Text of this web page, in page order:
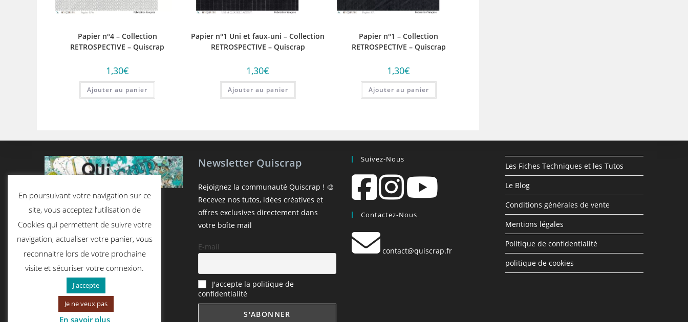
Papier n°4 – Collection
RETROSPECTIVE – Quiscrap
1,30€
Ajouter au panier
Papier n°1 Uni et faux-uni – Collection
RETROSPECTIVE – Quiscrap
1,30€
Ajouter au panier
Papier n°1 – Collection
RETROSPECTIVE – Quiscrap
1,30€
Ajouter au panier
Newsletter Quiscrap
Rejoignez la communauté Quiscrap ! 🎨
Recevez nos tutos, idées créatives et
offres exclusives directement dans
votre boîte mail
E-mail
J'accepte la politique de
confidentialité
Suivez-Nous
Contactez-Nous
contact@quiscrap.fr
Les Fiches Techniques et les Tutos
Le Blog
Conditions générales de vente
Mentions légales
Politique de confidentialité
politique de cookies
En poursuivant votre navigation sur ce
site, vous acceptez l’utilisation de
Cookies qui permettent de suivre votre
navigation, actualiser votre panier, vous
reconnaitre lors de votre prochaine
visite et sécuriser votre connexion.
J'accepte
Je ne veux pas
En savoir plus